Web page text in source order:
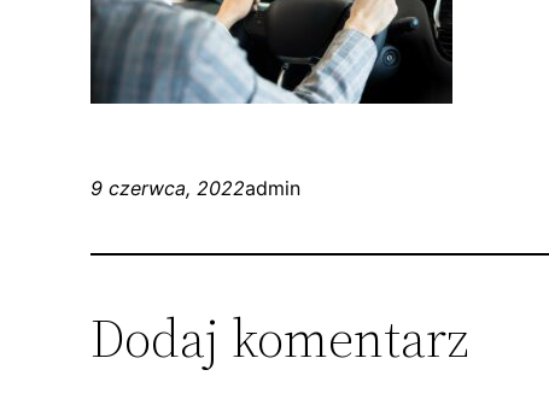
9 czerwca, 2022admin
Dodaj komentarz